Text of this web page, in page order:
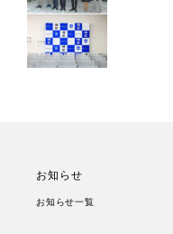
お知らせ
お知らせ一覧